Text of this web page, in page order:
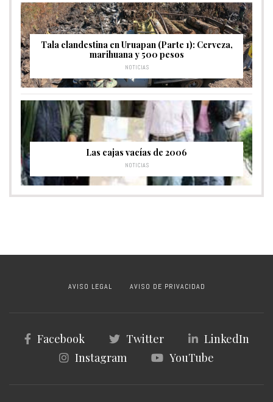
Tala clandestina en Uruapan (Parte 1): Cerveza,
marihuana y 500 pesos
NOTICIAS
Las cajas vacías de 2006
NOTICIAS
AVISO LEGAL AVISO DE PRIVACIDAD
Facebook Twitter
LinkedIn
Instagram
YouTube